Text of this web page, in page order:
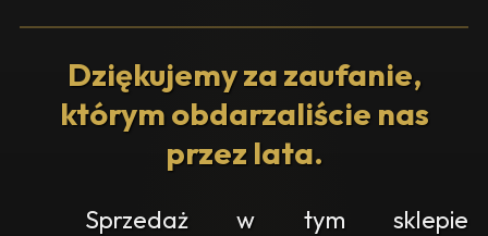
Dziękujemy za zaufanie,
którym obdarzaliście nas
przez lata.
Sprzedaż w tym sklepie